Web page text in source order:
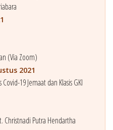
(Via Zoom)
2021
19 Jemaat dan Klasis GKI
Christnadi Putra Hendartha